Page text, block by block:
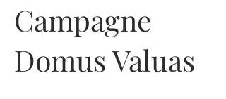
Campagne
Domus Valuas